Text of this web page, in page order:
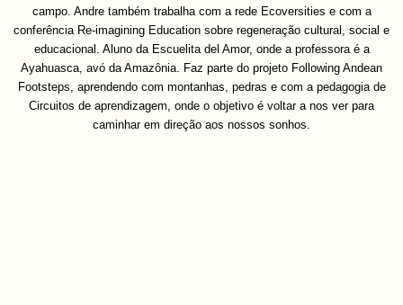
campo. Andre também trabalha com a rede Ecoversities e com a
conferência Re-imagining Education sobre regeneração cultural, social e
educacional. Aluno da Escuelita del Amor, onde a professora é a
Ayahuasca, avó da Amazônia. Faz parte do projeto Following Andean
Footsteps, aprendendo com montanhas, pedras e com a pedagogia de
Circuitos de aprendizagem, onde o objetivo é voltar a nos ver para
caminhar em direção aos nossos sonhos.